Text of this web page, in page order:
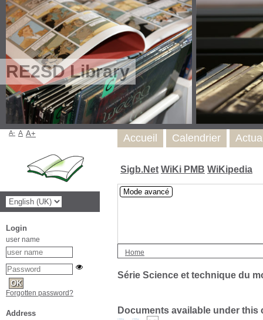
RE2SD Library
Sigb.Net WiKi PMB WiKipedia
Mode avancé
Home
Série Science et technique du
Documents available under this
Accueil Calendrier
A- A A+
Login
user name
Forgotten password?
Address